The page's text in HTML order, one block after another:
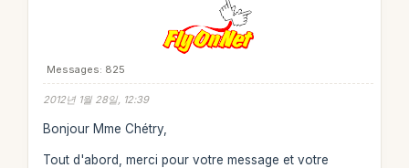
Messages: 825
2012년 1월 28일, 12:39
Bonjour Mme Chétry,
Tout d'abord, merci pour votre message et votre